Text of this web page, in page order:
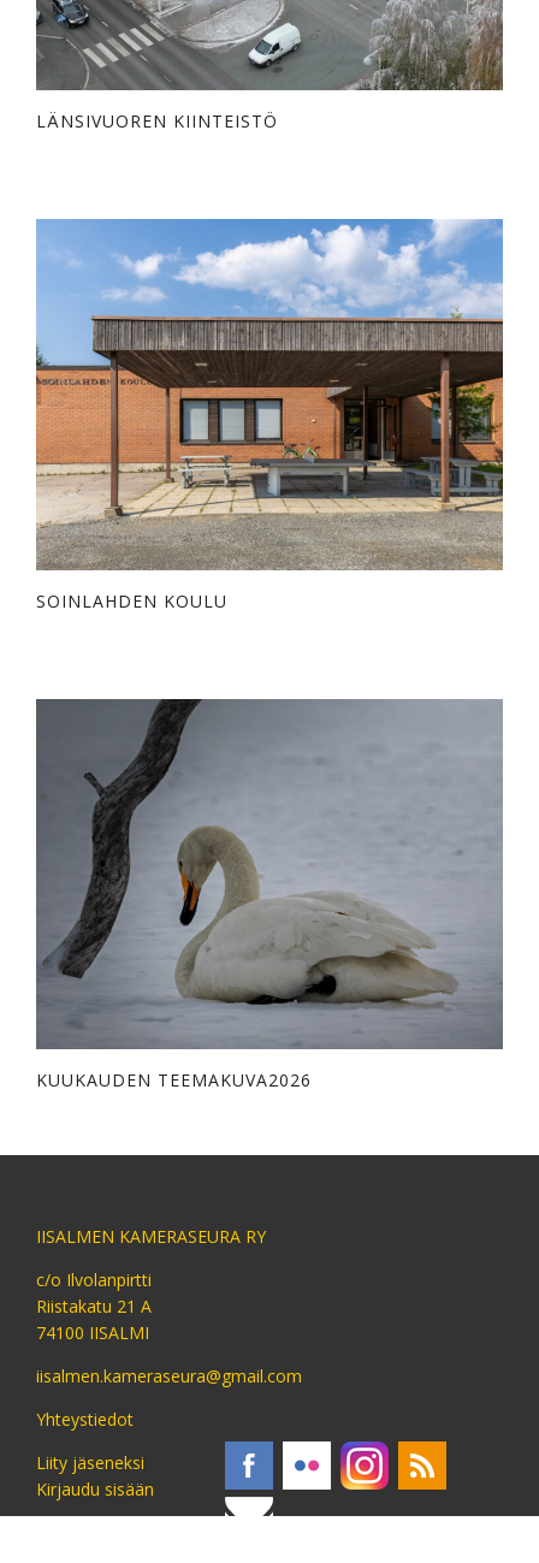
LÄNSIVUOREN KIINTEISTÖ
SOINLAHDEN KOULU
KUUKAUDEN TEEMAKUVA2026
IISALMEN KAMERASEURA RY
c/o Ilvolanpirtti
Riistakatu 21 A
74100 IISALMI
iisalmen.kameraseura@gmail.com
Yhteystiedot
Liity jäseneksi
Kirjaudu sisään